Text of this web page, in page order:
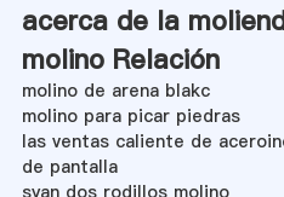
acerca de la
molino Relación
molino de arena blakc
molino para picar piedras
las ventas caliente de
de pantalla
syan dos rodillos molino